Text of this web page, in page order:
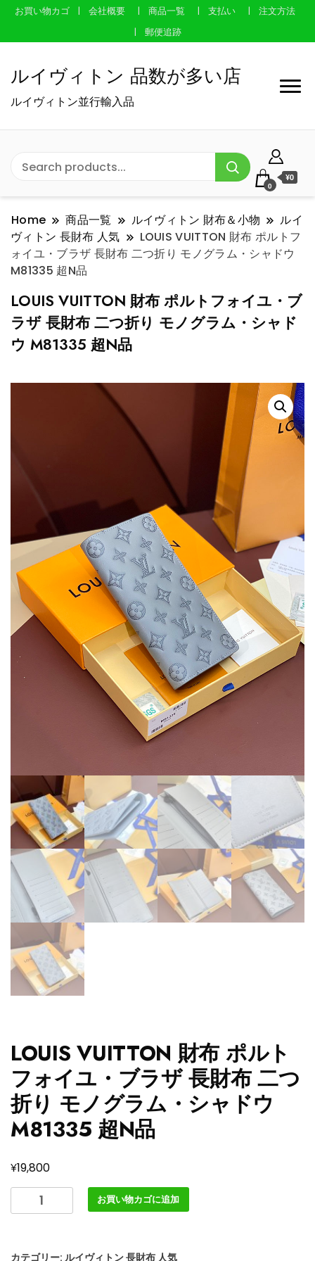
お買い物カゴ 会社概要 商品一覧 支払い
注文方法
郵便追跡
ルイヴィトン 品数が多い店
ルイヴィトン並行輸入品
0
¥0
Home 商品一覧 ルイヴィトン 財布＆小物
ルイ
ヴィトン 長財布 人気
LOUIS VUITTON 財布 ポルトフ
ォイユ・ブラザ 長財布 二つ折り モノグラム・シャドウ
M81335 超N品
LOUIS VUITTON 財布 ポルトフォイユ・ブ
ラザ 長財布 二つ折り モノグラム・シャド
ウ M81335 超N品
LOUIS VUITTON 財布 ポルト
フォイユ・ブラザ 長財布 二つ
折り モノグラム・シャドウ
M81335 超N品
¥19,800
LOUIS
VUITTON
お買い物カゴに追加
カテゴリー: ルイヴィトン 長財布 人気